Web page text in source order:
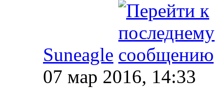
Suneagle
07 мар 2016, 14:33